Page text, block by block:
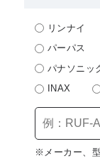
リンナイ
パーパス
パナソニッ
INAX
※メーカー、